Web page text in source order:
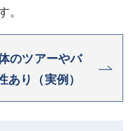
のツアーやバ
り（実例）